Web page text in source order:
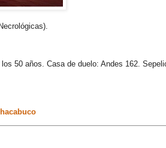
50 años. Casa de duelo: Andes 162.